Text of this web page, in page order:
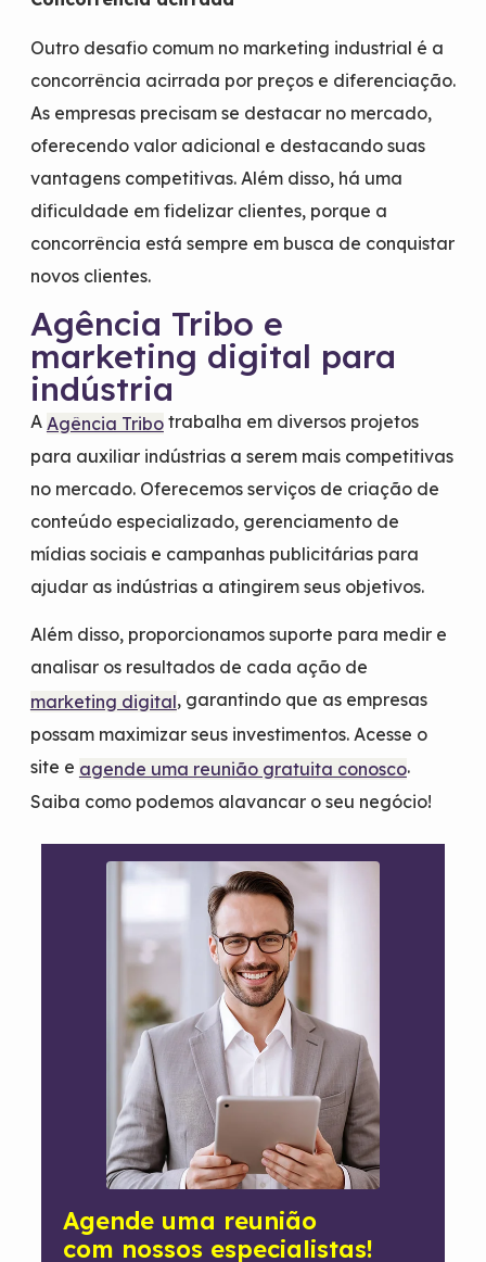
Outro desafio comum no marketing industrial é a
concorrência acirrada por preços e diferenciação.
As empresas precisam se destacar no mercado,
oferecendo valor adicional e destacando suas
vantagens competitivas. Além disso, há uma
dificuldade em fidelizar clientes, porque a
concorrência está sempre em busca de conquistar
novos clientes.
Agência Tribo e
marketing digital para
indústria
A Agência Tribotrabalha em diversos projetos
para auxiliar indústrias a serem mais competitivas
no mercado. Oferecemos serviços de criação de
conteúdo especializado, gerenciamento de
mídias sociais e campanhas publicitárias para
ajudar as indústrias a atingirem seus objetivos.
Além disso, proporcionamos suporte para medir e
analisar os resultados de cada ação de
marketing digital, garantindo que as empresas
possam maximizar seus investimentos. Acesse o
site e agende uma reunião gratuita conosco.
Saiba como podemos alavancar o seu negócio!
Agende uma reunião
com nossos especialistas!